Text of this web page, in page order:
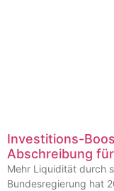
Investitions-
Abschreibung
Mehr Liquidität durch
Bundesregierung hat